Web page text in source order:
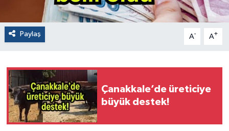
Paylaş A- A+
Çanakkale’de üreticiye
büyük destek!